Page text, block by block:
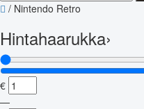
/ Nintendo Retro
Hintahaarukka›
€
—